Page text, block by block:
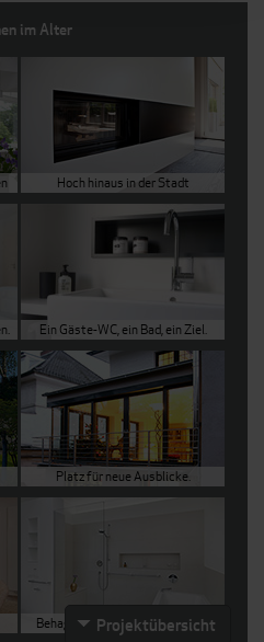
im Alter
Hoch hinaus in der Stadt
Ein Gäste-WC, ein Bad, ein Ziel.
Platz für neue Ausblicke.
Behaglichkeit in voller Funktion.
Projektübersicht